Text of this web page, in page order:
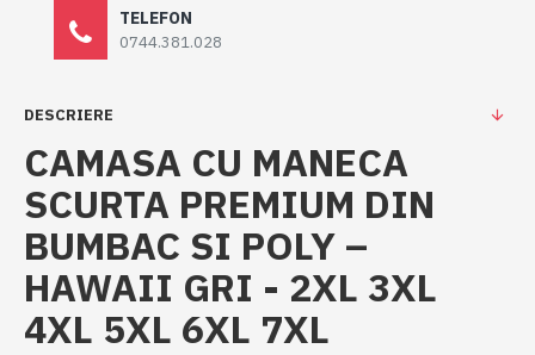
TELEFON
0744.381.028
DESCRIERE
CAMASA CU MANECA
SCURTA PREMIUM DIN
BUMBAC SI POLY –
HAWAII GRI - 2XL 3XL
4XL 5XL 6XL 7XL